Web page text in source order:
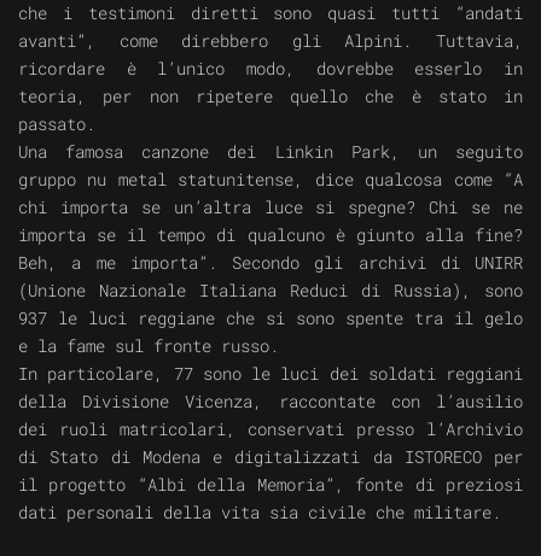
che i testimoni diretti sono quasi tutti “andati
avanti”, come direbbero gli Alpini. Tuttavia,
ricordare è l’unico modo, dovrebbe esserlo in
teoria, per non ripetere quello che è stato in
passato.
Una famosa canzone dei Linkin Park, un seguito
gruppo nu metal statunitense, dice qualcosa come “A
chi importa se un’altra luce si spegne? Chi se ne
importa se il tempo di qualcuno è giunto alla fine?
Beh, a me importa”. Secondo gli archivi di UNIRR
(Unione Nazionale Italiana Reduci di Russia), sono
937 le luci reggiane che si sono spente tra il gelo
e la fame sul fronte russo.
In particolare, 77 sono le luci dei soldati reggiani
della Divisione Vicenza, raccontate con l’ausilio
dei ruoli matricolari, conservati presso l’Archivio
di Stato di Modena e digitalizzati da ISTORECO per
il progetto “Albi della Memoria”, fonte di preziosi
dati personali della vita sia civile che militare.